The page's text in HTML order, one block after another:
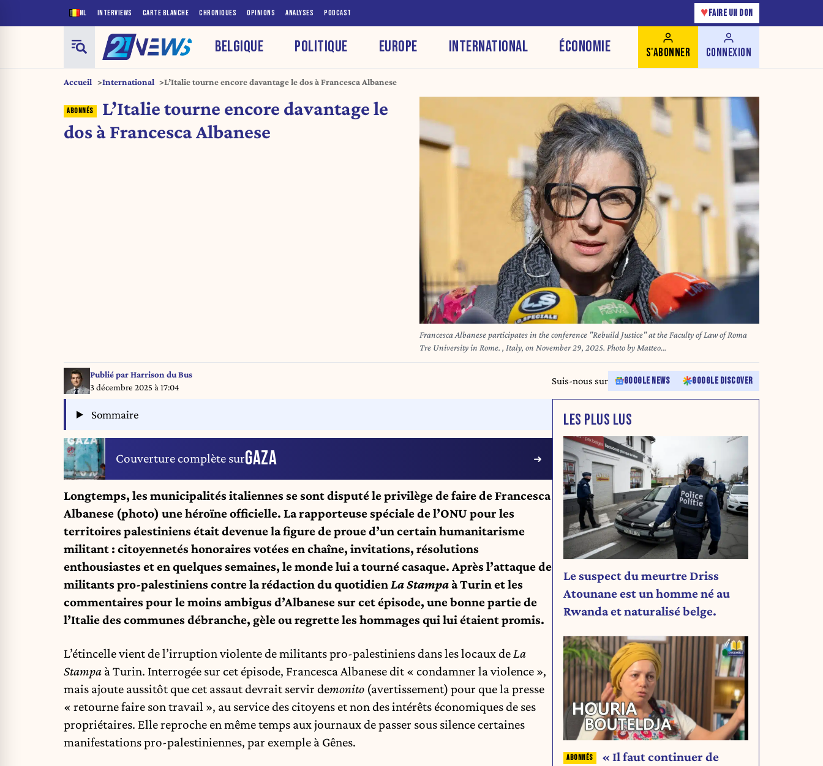
NL INTERVIEWS CARTE BLANCHE CHRONIQUES OPINIONS ANALYSES PODCAST ♥ FAIRE UN DON
BELGIQUE POLITIQUE EUROPE INTERNATIONAL ÉCONOMIE S'ABONNER CONNEXION
Accueil International L’Italie tourne encore davantage le dos à Francesca Albanese
L’Italie tourne encore davantage le
dos à Francesca Albanese
Francesca Albanese participates in the conference "Rebuild Justice" at the Faculty of Law of Roma
Tre University in Rome. , Italy, on November 29, 2025. Photo by Matteo
Nardone/Fotogramma/IPA/ABACAPRESS.COM
Publié parHarrison du Bus
3 décembre 2025 à 17:04
Suis-nous sur GOOGLE NEWS GOOGLE DISCOVER
Sommaire
Couverture complète surGAZA
Longtemps, les municipalités italiennes se sont disputé le privilège de faire de Francesca
Albanese (photo) une héroïne officielle. La rapporteuse spéciale de l’ONU pour les
territoires palestiniens était devenue la figure de proue d’un certain humanitarisme
militant : citoyennetés honoraires votées en chaîne, invitations, résolutions
enthousiastes et en quelques semaines, le monde lui a tourné casaque. Après l’attaque de
militants pro-palestiniens contre la rédaction du quotidienLa Stampaà Turin et les
commentaires pour le moins ambigus d’Albanese sur cet épisode, une bonne partie de
l’Italie des communes débranche, gèle ou regrette les hommages qui lui étaient promis.
L’étincelle vient de l’irruption violente de militants pro-palestiniens dans les locaux deLa
Stampa à Turin. Interrogée sur cet épisode, Francesca Albanese dit « condamner la violence »,
mais ajoute aussitôt que cet assaut devrait servir demonito (avertissement) pour que la presse
« retourne faire son travail », au service des citoyens et non des intérêts économiques de ses
propriétaires. Elle reproche en même temps aux journaux de passer sous silence certaines
manifestations pro-palestiniennes, par exemple à Gênes.
LES PLUS LUS
Le suspect du meurtre Driss
Atounane est un homme né au
Rwanda et naturalisé belge.
« Il faut continuer de